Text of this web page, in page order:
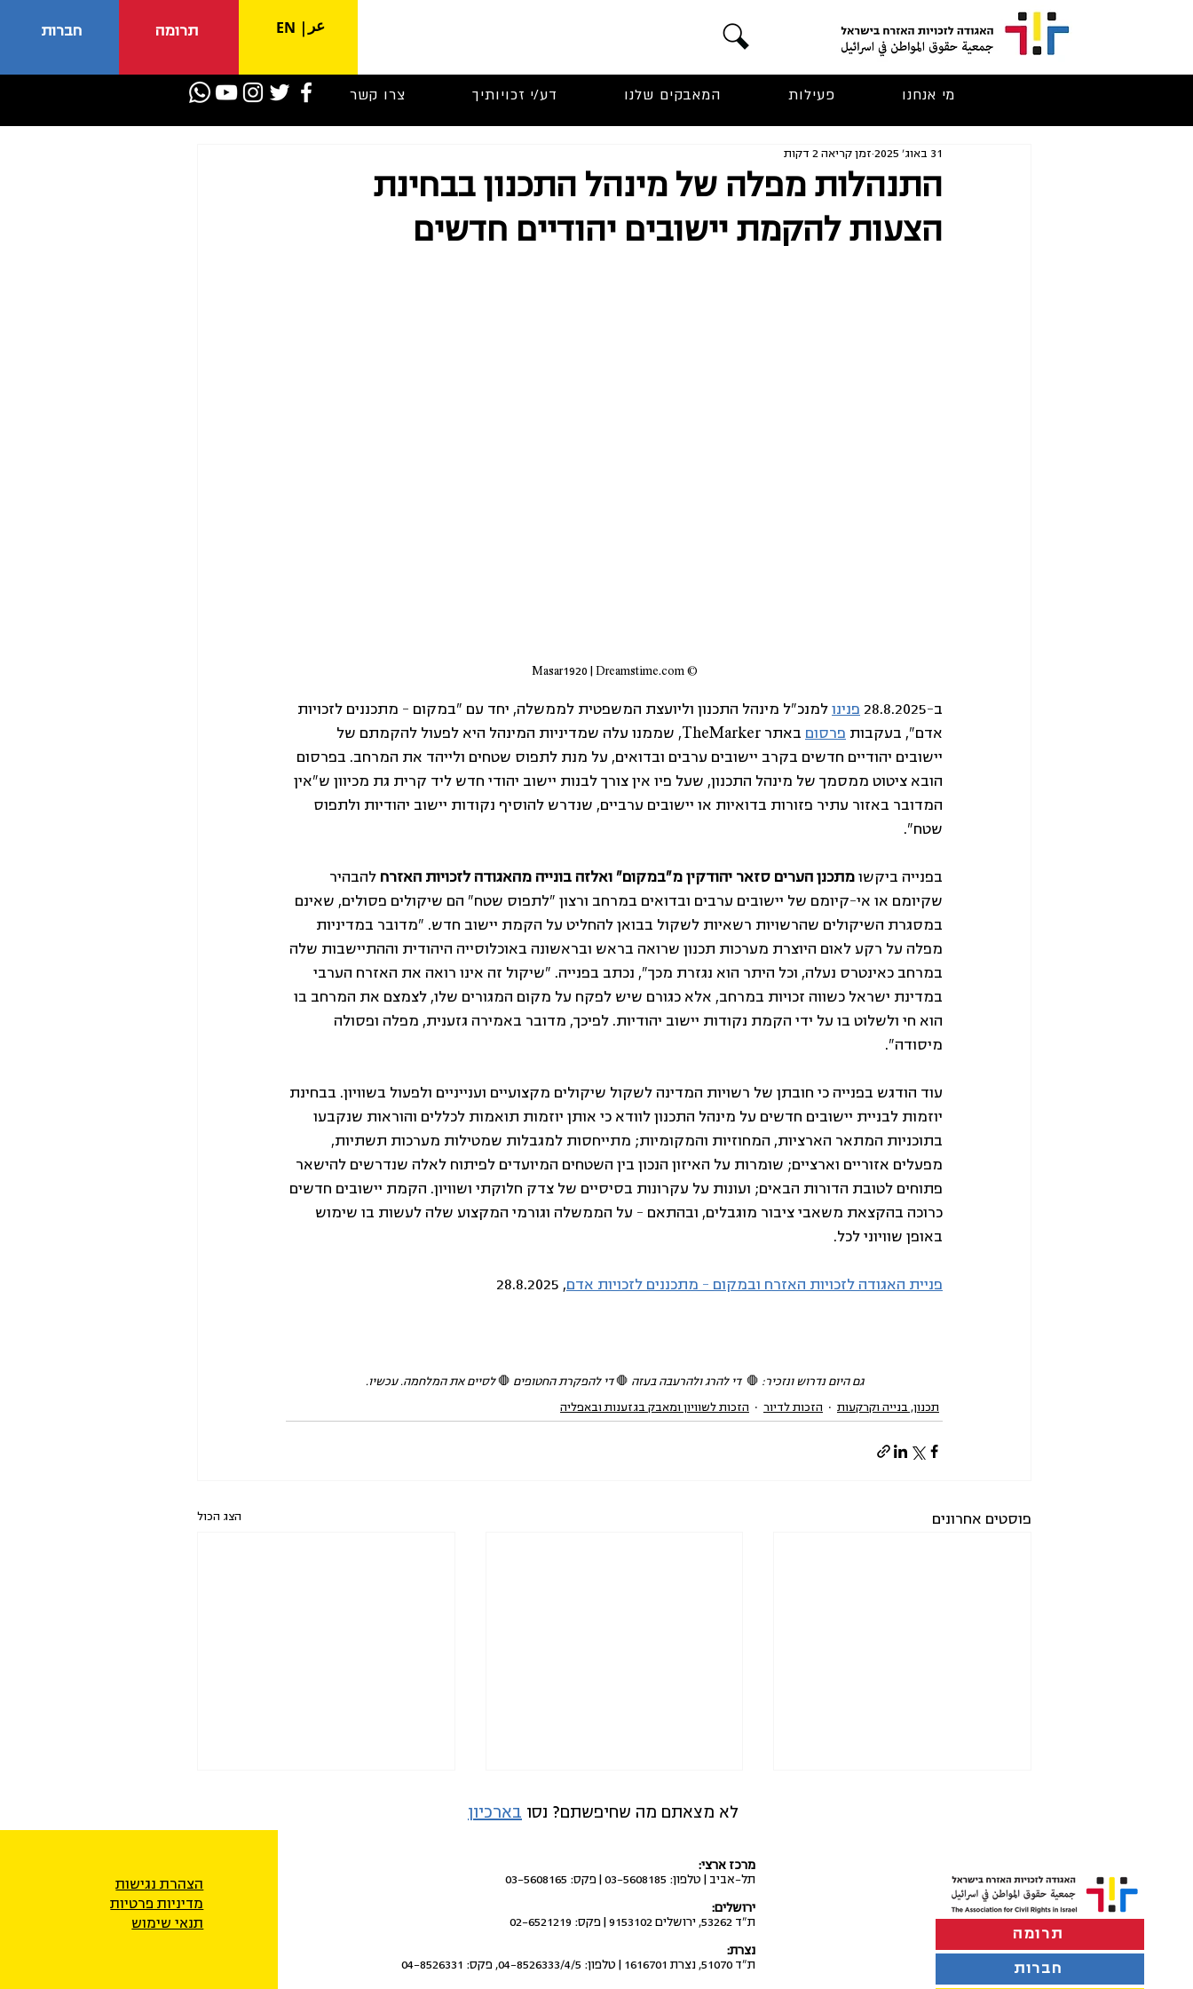
חברות תרומה عر EN
מי אנחנו פעילות המאבקים שלנו דע/י זכויותיך צרו קשר
התנהלות מפלה של מינהל התכנון בבחינת
הצעות להקמת יישובים יהודיים חדשים
31 באוג׳ 2025 זמן קריאה 2 דקות
© Masar1920 | Dreamstime.com
ב-28.8.2025 פנינו למנכ"ל מינהל התכנון וליועצת המשפטית לממשלה, יחד עם "במקום – מתכננים לזכויות
אדם", בעקבות פרסום
באתר TheMarker, שממנו עלה שמדיניות המינהל היא לפעול להקמתם של
יישובים יהודיים חדשים בקרב יישובים ערבים ובדואים, על מנת לתפוס שטחים ולייהד את המרחב. בפרסום
הובא ציטוט ממסמך של מינהל התכנון, שעל פיו אין צורך לבנות יישוב יהודי חדש ליד קרית גת מכיוון ש"אין
המדובר באזור עתיר פזורות בדואיות או יישובים ערביים, שנדרש להוסיף נקודות יישוב יהודיות ולתפוס
שטח".
בפנייה ביקשו מתכנן הערים סזאר יהודקין מ"במקום" ואלזה בונייה מהאגודה לזכויות האזרח להבהיר
שקיומם או אי-קיומם של יישובים ערבים ובדואים במרחב ורצון "לתפוס שטח" הם שיקולים פסולים, שאינם
במסגרת השיקולים שהרשויות רשאיות לשקול בבואן להחליט על הקמת יישוב חדש. "מדובר במדיניות
מפלה על רקע לאום היוצרת מערכות תכנון שרואה בראש ובראשונה באוכלוסייה היהודית וההתיישבות שלה
במרחב כאינטרס נעלה, וכל היתר הוא נגזרת מכך", נכתב בפנייה. "שיקול זה אינו רואה את האזרח הערבי
במדינת ישראל כשווה זכויות במרחב, אלא כגורם שיש לפקח על מקום המגורים שלו, לצמצם את המרחב בו
הוא חי ולשלוט בו על ידי הקמת נקודות יישוב יהודיות. לפיכך, מדובר באמירה גזענית, מפלה ופסולה
מיסודה".
עוד הודגש בפנייה כי חובתן של רשויות המדינה לשקול שיקולים מקצועיים וענייניים ולפעול בשוויון. בבחינת
יוזמות לבניית יישובים חדשים על מינהל התכנון לוודא כי אותן יוזמות תואמות לכללים והוראות שנקבעו
בתוכניות המתאר הארציות, המחוזיות והמקומיות; מתייחסות למגבלות שמטילות מערכות תשתיות,
מפעלים אזוריים וארציים; שומרות על האיזון הנכון בין השטחים המיועדים לפיתוח לאלה שנדרשים להישאר
פתוחים לטובת הדורות הבאים; ועונות על עקרונות בסיסיים של צדק חלוקתי ושוויון. הקמת יישובים חדשים
כרוכה בהקצאת משאבי ציבור מוגבלים, ובהתאם – על הממשלה וגורמי המקצוע שלה לעשות בו שימוש
באופן שוויוני לכל.
פניית האגודה לזכויות האזרח ובמקום – מתכננים לזכויות אדם, 28.8.2025
גם היום נדרוש ונזכיר: 🛑 די להרג ולהרעבה בעזה 🛑 די להפקרת החטופים 🛑 לסיים את המלחמה. עכשיו.
תכנון, בנייה וקרקעות הזכות לדיור הזכות לשוויון ומאבק בגזענות ובאפליה
פוסטים אחרונים הצג הכול
מתוכנית החומש לחברה הערבית
בחברה הערבית
לא מצאתם מה שחיפשתם? נסו בארכיון
הצהרת נגישות
מדיניות פרטיות
תנאי שימוש
מרכז ארצי:
תל-אביב | טלפון: 03-5608185 | פקס: 03-5608165
ירושלים:
ת"ד 53262, ירושלים 9153102 | פקס: 02-6521219
נצרת:
ת"ד 51070, נצרת 1616701 | טלפון: 04-8526333/4/5, פקס: 04-8526331
תרומה
חברות